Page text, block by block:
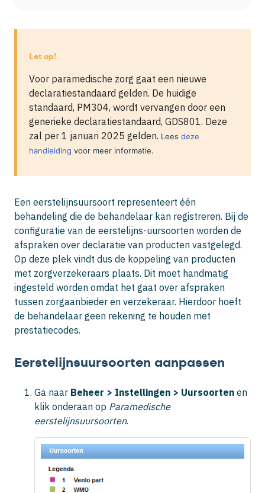
Let op!
Voor paramedische zorg gaat een nieuwe
declaratiestandaard gelden. De huidige
standaard, PM304, wordt vervangen door een
generieke declaratiestandaard, GDS801. Deze
zal per 1 januari 2025 gelden. Lees deze
handleiding voor meer informatie.
Een eerstelijnsuursoort representeert één
behandeling die de behandelaar kan registreren. Bij de
configuratie van de eerstelijns-uursoorten worden de
afspraken over declaratie van producten vastgelegd.
Op deze plek vindt dus de koppeling van producten
met zorgverzekeraars plaats. Dit moet handmatig
ingesteld worden omdat het gaat over afspraken
tussen zorgaanbieder en verzekeraar. Hierdoor hoeft
de behandelaar geen rekening te houden met
prestatiecodes.
Eerstelijnsuursoorten aanpassen
Ga naar Beheer > Instellingen > Uursoorten en
klik onderaan op Paramedische
eerstelijnsuursoorten.